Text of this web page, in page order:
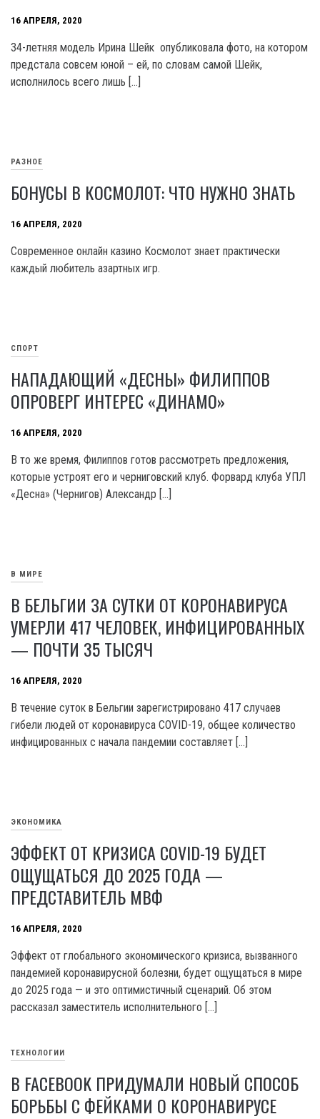
16 АПРЕЛЯ, 2020
34-летняя модель Ирина Шейк опубликовала фото, на котором
предстала совсем юной – ей, по словам самой Шейк,
исполнилось всего лишь […]
РАЗНОЕ
БОНУСЫ В КОСМОЛОТ: ЧТО НУЖНО ЗНАТЬ
16 АПРЕЛЯ, 2020
Современное онлайн казино Космолот знает практически
каждый любитель азартных игр.
СПОРТ
НАПАДАЮЩИЙ «ДЕСНЫ» ФИЛИППОВ
ОПРОВЕРГ ИНТЕРЕС «ДИНАМО»
16 АПРЕЛЯ, 2020
В то же время, Филиппов готов рассмотреть предложения,
которые устроят его и черниговский клуб. Форвард клуба УПЛ
«Десна» (Чернигов) Александр […]
В МИРЕ
В БЕЛЬГИИ ЗА СУТКИ ОТ КОРОНАВИРУСА
УМЕРЛИ 417 ЧЕЛОВЕК, ИНФИЦИРОВАННЫХ
— ПОЧТИ 35 ТЫСЯЧ
16 АПРЕЛЯ, 2020
В течение суток в Бельгии зарегистрировано 417 случаев
гибели людей от коронавируса COVID-19, общее количество
инфицированных с начала пандемии составляет […]
ЭКОНОМИКА
ЭФФЕКТ ОТ КРИЗИСА COVID-19 БУДЕТ
ОЩУЩАТЬСЯ ДО 2025 ГОДА —
ПРЕДСТАВИТЕЛЬ МВФ
16 АПРЕЛЯ, 2020
Эффект от глобального экономического кризиса, вызванного
пандемией коронавирусной болезни, будет ощущаться в мире
до 2025 года — и это оптимистичный сценарий. Об этом
рассказал заместитель исполнительного […]
ТЕХНОЛОГИИ
В FACEBOOK ПРИДУМАЛИ НОВЫЙ СПОСОБ
БОРЬБЫ С ФЕЙКАМИ О КОРОНАВИРУСЕ